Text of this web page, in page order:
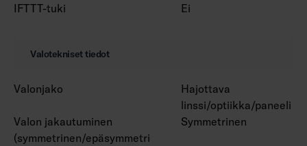
IFTTT-tuki Ei
Valotekniset tiedot
Valonjako
Hajottava
linssi/optiikka/paneeli
Valon jakautuminen
(symmetrinen/epäsymmetri
Symmetrinen